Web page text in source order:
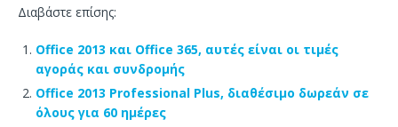
Διαβάστε επίσης:
Office 2013 και Office 365, αυτές είναι οι τιμές
αγοράς και συνδρομής
Office 2013 Professional Plus, διαθέσιμο δωρεάν σε
όλους για 60 ημέρες